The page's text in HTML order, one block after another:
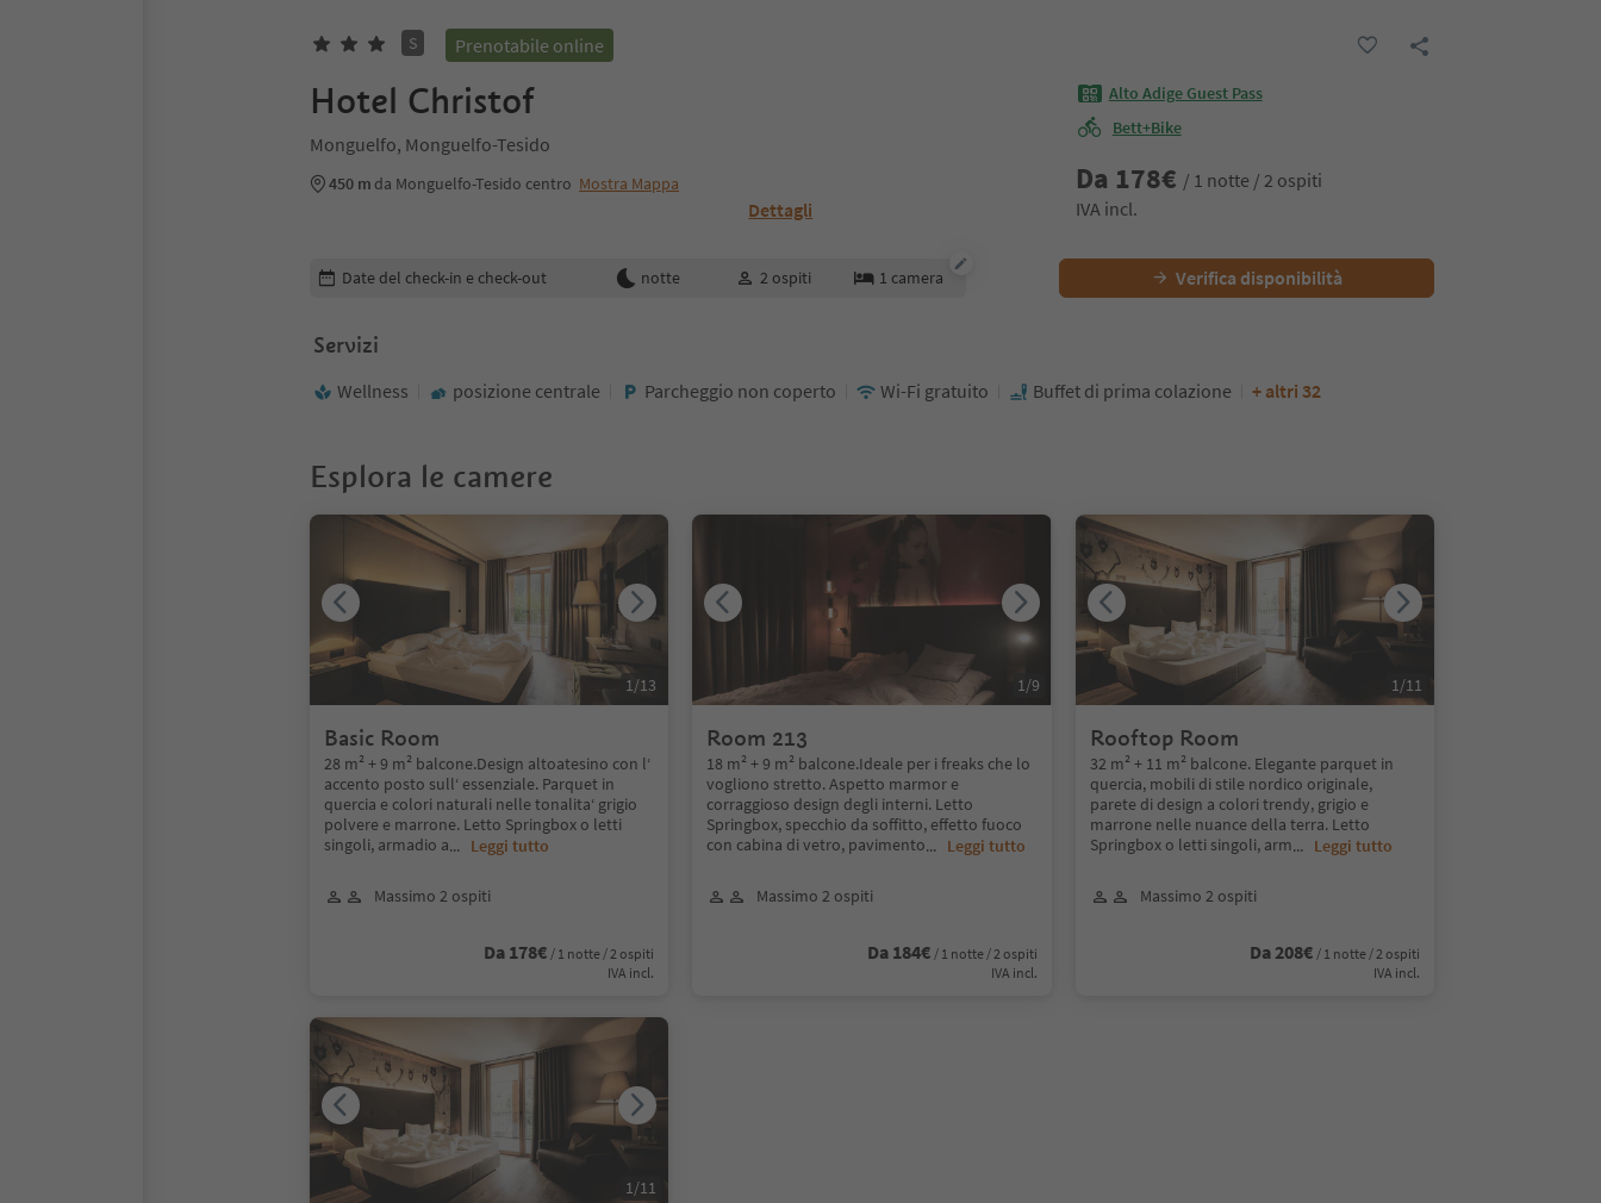
S Prenotabile online
Hotel Christof
Monguelfo, Monguelfo-Tesido
450 m da Monguelfo-Tesido centro Mostra Mappa
Dettagli
Alto Adige Guest Pass
Bett+Bike
Da 178€ / 1 notte / 2 ospiti
IVA incl.
Modifica i dettagli della prenotazione
Date del check-in e check-out notte 2 ospiti 1 camera Verifica disponibilità
Servizi
Wellness posizione centrale Parcheggio non coperto Wi-Fi gratuito Buffet di prima colazione + altri 32
Esplora le camere
Basic Room
28 m² + 9 m² balcone.Design altoatesino con l‘
accento posto sull‘ essenziale. Parquet in
quercia e colori naturali nelle tonalita‘ grigio
polvere e marrone. Letto Springbox o letti
singoli, armadio a... Leggi tutto
Massimo 2 ospiti
Da 178€ / 1 notte / 2 ospiti
IVA incl.
1/13
Room 213
18 m² + 9 m² balcone.Ideale per i freaks che lo
vogliono stretto. Aspetto marmor e
corraggioso design degli interni. Letto
Springbox, specchio da soffitto, effetto fuoco
con cabina di vetro, pavimento... Leggi tutto
Massimo 2 ospiti
Da 184€ / 1 notte / 2 ospiti
IVA incl.
1/9
Rooftop Room
32 m² + 11 m² balcone. Elegante parquet in
quercia, mobili di stile nordico originale,
parete di design a colori trendy, grigio e
marrone nelle nuance della terra. Letto
Springbox o letti singoli, arm... Leggi tutto
Massimo 2 ospiti
Da 208€ / 1 notte / 2 ospiti
IVA incl.
1/11
1/11